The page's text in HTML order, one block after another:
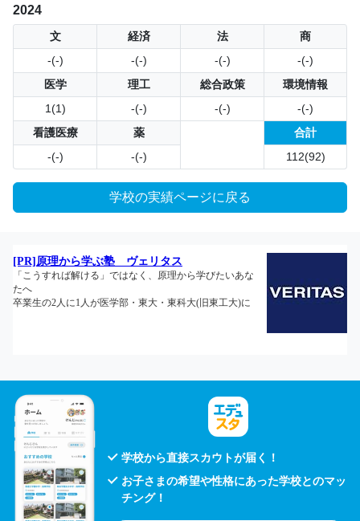
2024
文 経済 法
商
-(-)
-(-) -(-)
-(-)
医学
理工 総合政策
環境情報
1(1)
-(-) -(-)
-(-)
看護医療
薬
合計
-(-)
-(-) 112(92)
学校の実績ページに戻る
学校から直接スカウトが届く！
お子さまの希望や性格にあった学校とのマッ
チング！